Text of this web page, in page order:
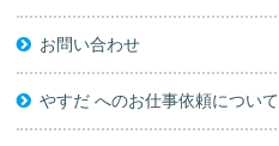
お問い合わせ
やすだ へのお仕事依頼について